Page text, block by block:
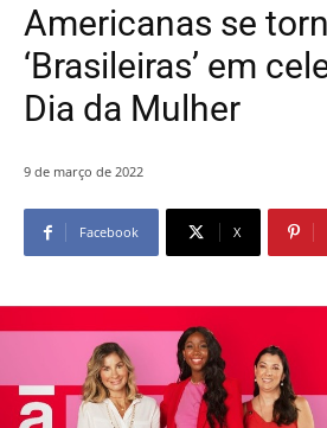
Americanas se
‘Brasileiras’ em
Dia da Mulher
9 de março de 2022
Facebook X